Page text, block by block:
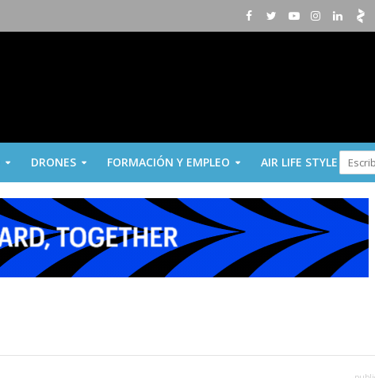
DRONES FORMACIÓN Y EMPLEO AIR LIFE STYLE